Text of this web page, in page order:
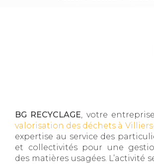
BG RECYCLAGE, votre
valorisation des déchets à
expertise au service des
et collectivités pour une
des matières usagées. L’activité